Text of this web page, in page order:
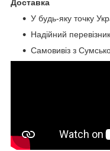
Доставка
У будь-яку точку
Надійний
Самовивіз з